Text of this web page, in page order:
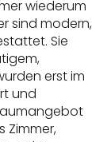
wiederum
sind modern,
Sie
erst im
und
Zimmer,